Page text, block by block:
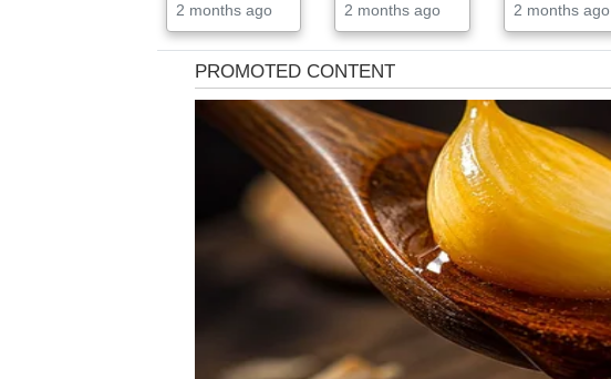
2 months ago 2 months ago 2 months ago